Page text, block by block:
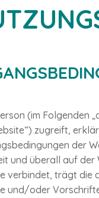
(im Folgenden
zugreift,
der
und überall auf der
verbindet, trägt die
und/oder